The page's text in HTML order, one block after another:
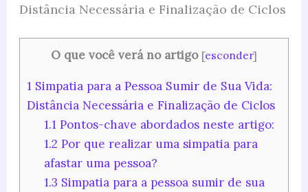
Distância Necessária e Finalização de Ciclos
O que você verá no artigo [esconder]
1Simpatia para a Pessoa Sumir de Sua Vida:
Distância Necessária e Finalização de Ciclos
1.1 Pontos-chave abordados neste artigo:
1.2 Por que realizar uma simpatia para
afastar uma pessoa?
1.3 Simpatia para a pessoa sumir de sua